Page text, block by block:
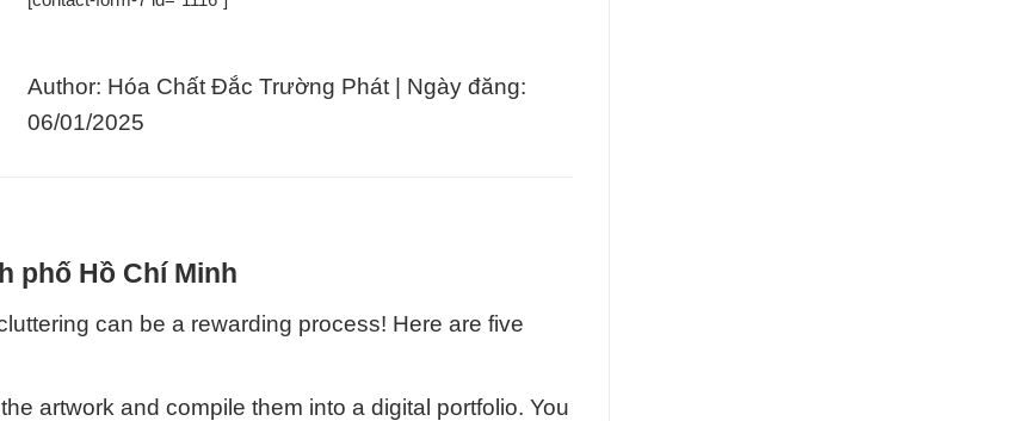
Author: Hóa Chất Đắc Trường Phát | Ngày đăng:
06/01/2025
phố Hồ Chí Minh
can be a rewarding process! Here are five
artwork and compile them into a digital portfolio. You